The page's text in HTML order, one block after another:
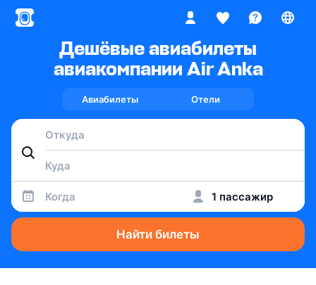
Дешёвые авиабилеты
авиакомпании Air Anka
Авиабилеты Отели
Когда 1 пассажир
Найти билеты